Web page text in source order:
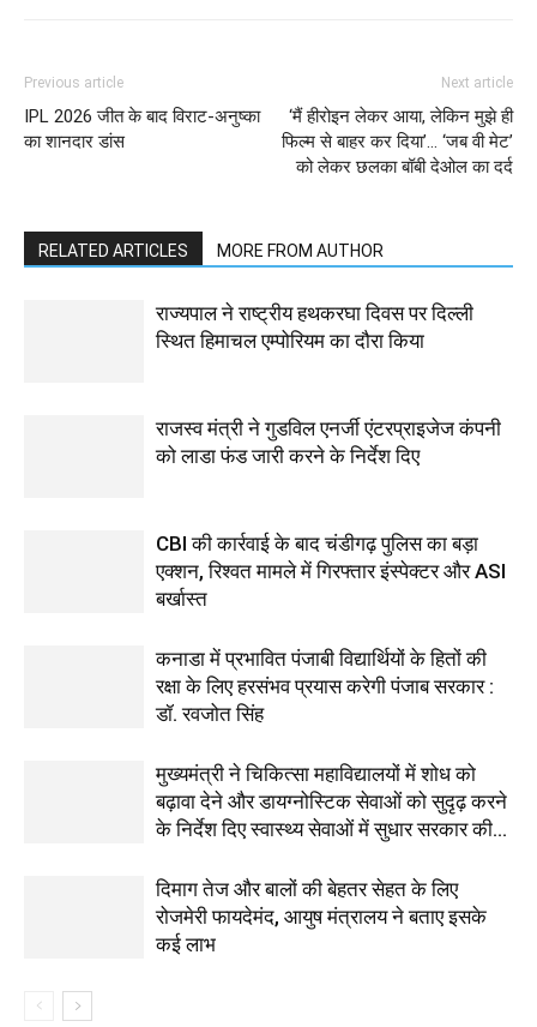
Previous article
IPL 2026 जीत के बाद विराट-अनुष्का
का शानदार डांस
Next article
‘मैं हीरोइन लेकर आया, लेकिन मुझे ही
फिल्म से बाहर कर दिया’… ‘जब वी मेट’
को लेकर छलका बॉबी देओल का दर्द
RELATED ARTICLES MORE FROM AUTHOR
राज्यपाल ने राष्ट्रीय हथकरघा दिवस पर दिल्ली
स्थित हिमाचल एम्पोरियम का दौरा किया
राजस्व मंत्री ने गुडविल एनर्जी एंटरप्राइजेज कंपनी
को लाडा फंड जारी करने के निर्देश दिए
CBI की कार्रवाई के बाद चंडीगढ़ पुलिस का बड़ा
एक्शन, रिश्वत मामले में गिरफ्तार इंस्पेक्टर और ASI
बर्खास्त
कनाडा में प्रभावित पंजाबी विद्यार्थियों के हितों की
रक्षा के लिए हरसंभव प्रयास करेगी पंजाब सरकार :
डॉ. रवजोत सिंह
मुख्यमंत्री ने चिकित्सा महाविद्यालयों में शोध को
बढ़ावा देने और डायग्नोस्टिक सेवाओं को सुदृढ़ करने
के निर्देश दिए स्वास्थ्य सेवाओं में सुधार सरकार की...
दिमाग तेज और बालों की बेहतर सेहत के लिए
रोजमेरी फायदेमंद, आयुष मंत्रालय ने बताए इसके
कई लाभ